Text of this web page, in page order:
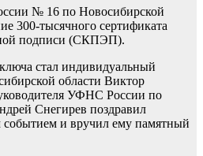
№ 16 по Новосибирской
300-тысячного сертификата
подписи (СКПЭП).
стал индивидуальный
области Виктор
УФНС России по
Снегирев поздравил
событием и вручил ему памятный